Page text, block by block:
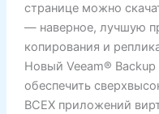
странице можно
— наверное, лучшую
копирования и
Новый Veeam® Backup
обеспечить
ВСЕХ приложений